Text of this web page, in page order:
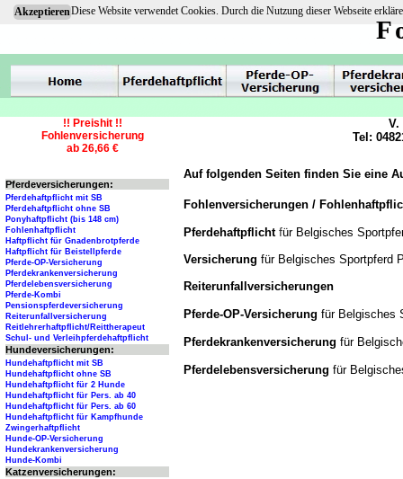
AkzeptierenDiese Website verwendet Cookies. Durch die Nutzung dieser Webseite
Auf folgenden Seiten finden Sie eine
Fohlenversicherungen /
Pferdehaftpflichtfür Belgisches
Versicherung für Belgisches Sportpferd
Reiterunfallversicherungen
Pferde-OP-Versicherung für Belgisches
Pferdekrankenversicherung für
Pferdelebensversicherung für
V.
Tel:
!! Preishit !!
Fohlenversicherung
ab 26,66 €
Pferdeversicherungen:
Pferdehaftpflicht mit SB
Pferdehaftpflicht ohne SB
Ponyhaftpflicht (bis 148 cm)
Fohlenhaftpflicht
Haftpflicht für Gnadenbrotpferde
Haftpflicht für Beistellpferde
Pferde-OP-Versicherung
Pferdekrankenversicherung
Pferdelebensversicherung
Pferde-Kombi
Pensionspferdeversicherung
Reiterunfallversicherung
Reitlehrerhaftpflicht/Reittherapeut
Schul- und Verleihpferdehaftpflicht
Hundeversicherungen:
Hundehaftpflicht mit SB
Hundehaftpflicht ohne SB
Hundehaftpflicht für 2 Hunde
Hundehaftpflicht für Pers. ab 40
Hundehaftpflicht für Pers. ab 60
Hundehaftpflicht für Kampfhunde
Zwingerhaftpflicht
Hunde-OP-Versicherung
Hundekrankenversicherung
Hunde-Kombi
Katzenversicherungen: